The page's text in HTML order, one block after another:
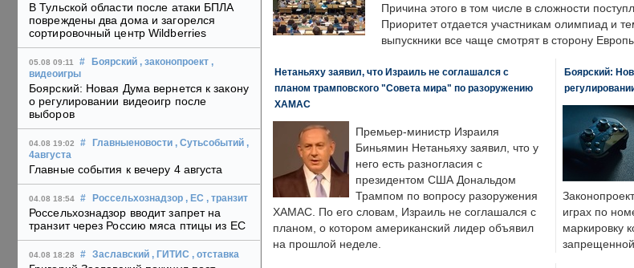
В Тульской области после атаки БПЛА
повреждены два дома и загорелся
сортировочный центр Wildberries
05.08 09:11 # Боярский , законопроект ,
видеоигры
Боярский: Новая Дума вернется к закону
о регулировании видеоигр после
выборов
04.08 19:02 # Главныеновости , Сутьсобытий ,
4августа
Главные события к вечеру 4 августа
04.08 18:54 # Россельхознадзор , ЕС , транзит
Россельхознадзор вводит запрет на
транзит через Россию мяса птицы из ЕС
04.08 18:28 # Заславский , ГИТИС , отставка
Причина этого в том числе в сложности
Приоритет отдается участникам олимпиад и
выпускники все чаще смотрят в сторону
Нетаньяху заявил, что Израиль не соглашался с
планом трамповского "Совета мира" по разоружению
ХАМАС
Премьер-министр Израиля
Биньямин Нетаньяху заявил, что у
него есть разногласия с
президентом США Дональдом
Трампом по вопросу разоружения
ХАМАС. По его словам, Израиль не соглашался с
планом, о котором американский лидер объявил
на прошлой неделе.
Боярский:
играх по
маркировку